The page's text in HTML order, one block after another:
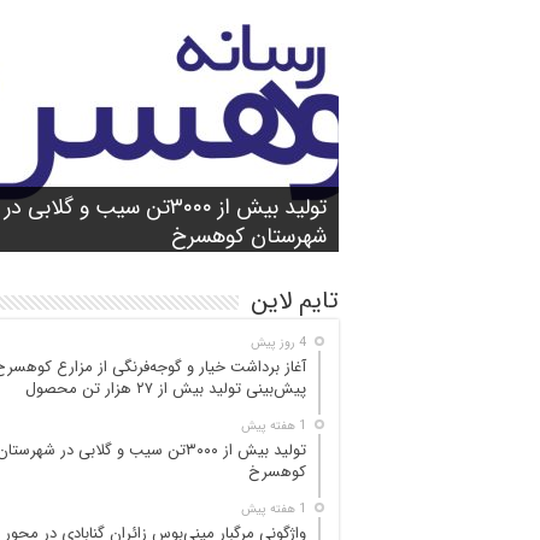
آغاز برداشت خیار و گوجه‌فرنگی از
کوهسرخ؛
تن محصول
تولید بیش از ۳۰۰۰تن سیب و گلابی در
شهرستان کوهسرخ
واژگونی مرگبار مینی‌بوس زائران
در محور کاشمر ـ کوهسرخ؛ ۵
۲۵ مصدوم
بازدید میدانی مسئولان از محور کاشمر
کوهسرخ و بررسی نقاط حادثه‌خیز
شورای آموزش و پرورش شهرستان
کوهسرخ برگزار شد؛ تأکید بر آمادگی
مدارس برای سال تحصیلی جدید
تایم لاین
4 روز پیش
آغاز برداشت خیار و گوجه‌فرنگی از مزارع
پیش‌بینی تولید بیش از ۲۷ هزار تن محصول
1 هفته پیش
تولید بیش از ۳۰۰۰تن سیب و گلابی در
کوهسرخ
1 هفته پیش
واژگونی مرگبار مینی‌بوس زائران گنابادی در محور